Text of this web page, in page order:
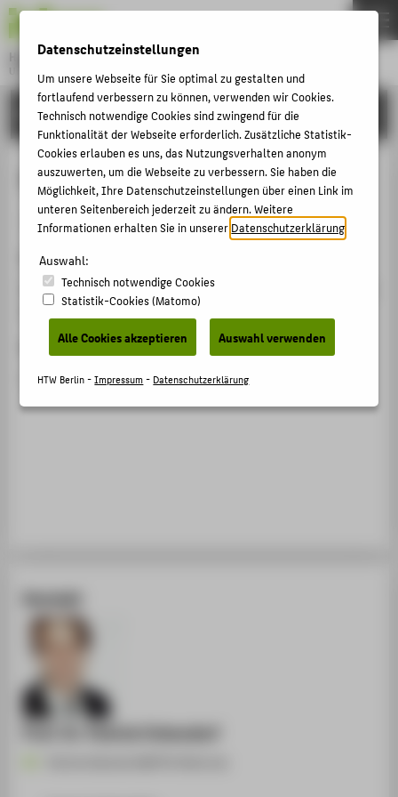
Hochschule für Technik und Wirtschaft Berlin
University of Applied Sciences
Menu
FORSCHUNG
European Law Institute
Mitgliedschaft › Fellow › 2015
Homepage
https://www.europeanlawinstitute.eu/membership/
members/o/
Datum
seit 01.08.2015
Kontakt
Prof. Dr. Patrick Ostendorf
THEMEN
HOCHSCHULE
CAMPUS
STUDIUM
LEHRE
KARRIERE
INTERNATIONAL
INFORMATIONEN FÜR
STUDIENINTERESSIERTE
Datenschutzeinstellungen
Um unsere Webseite für Sie optimal zu gestalten und
fortlaufend verbessern zu können, verwenden wir Cookies.
Technisch notwendige Cookies sind zwingend für die
Funktionalität der Webseite erforderlich. Zusätzliche Statistik-
Cookies erlauben es uns, das Nutzungsverhalten anonym
auszuwerten, um die Webseite zu verbessern. Sie haben die
Möglichkeit, Ihre Datenschutzeinstellungen über einen Link im
unteren Seitenbereich jederzeit zu ändern. Weitere
Informationen erhalten Sie in unsererDatenschutzerklärung
Auswahl:
Technisch notwendige Cookies
Statistik-Cookies (Matomo)
Alle Cookies akzeptieren Auswahl verwenden
HTW Berlin -Impressum- Datenschutzerklärung